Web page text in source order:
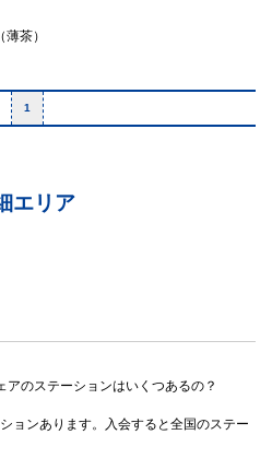
茶）
1
エリア
アのステーションはいくつあるの？
ョンあります。入会すると全国のステー